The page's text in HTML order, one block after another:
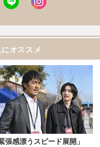
オススメ
緊張感漂うスピード展開」